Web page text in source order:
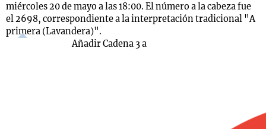
miércoles 20 de mayo a las 18:00. El número a la cabeza fue
el 2698, correspondiente a la interpretación tradicional "A
primera (Lavandera)".
Añadir Cadena 3 a